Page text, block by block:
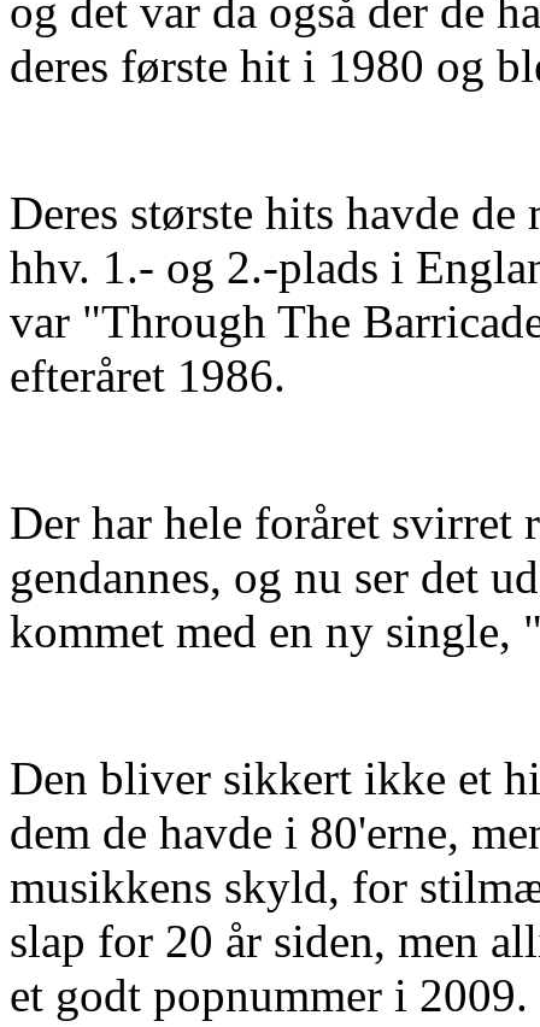
og det var da også der de
deres første hit i 1980 og
Deres største hits havde
hhv. 1.- og 2.-plads i
var "Through The
efteråret 1986.
Der har hele foråret svirret
gendannes, og nu ser det
kommet med en ny single,
Den bliver sikkert ikke et
dem de havde i 80'erne,
musikkens skyld, for
slap for 20 år siden, men
et godt popnummer i 2009.